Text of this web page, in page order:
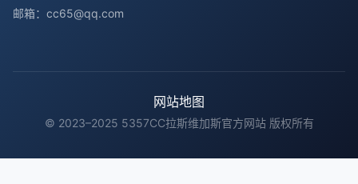
邮箱：cc65@qq.com
网站地图
© 2023–2025 5357CC拉斯维加斯官方网站 版权所有